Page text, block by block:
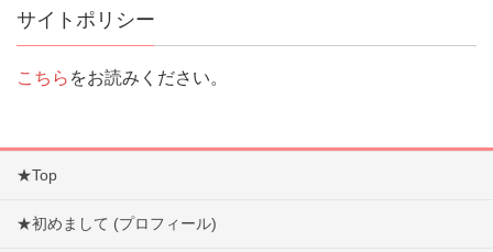
サイトポリシー
こちら をお読みください。
★Top
★初めまして (プロフィール)